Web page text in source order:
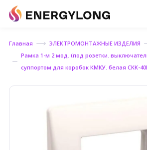
Главная ЭЛЕКТРОМОНТАЖНЫЕ ИЗДЕЛИЯ
Рамка 1-м 2 мод. (под розетки.
суппортом для коробок КМКУ. белая CKK-